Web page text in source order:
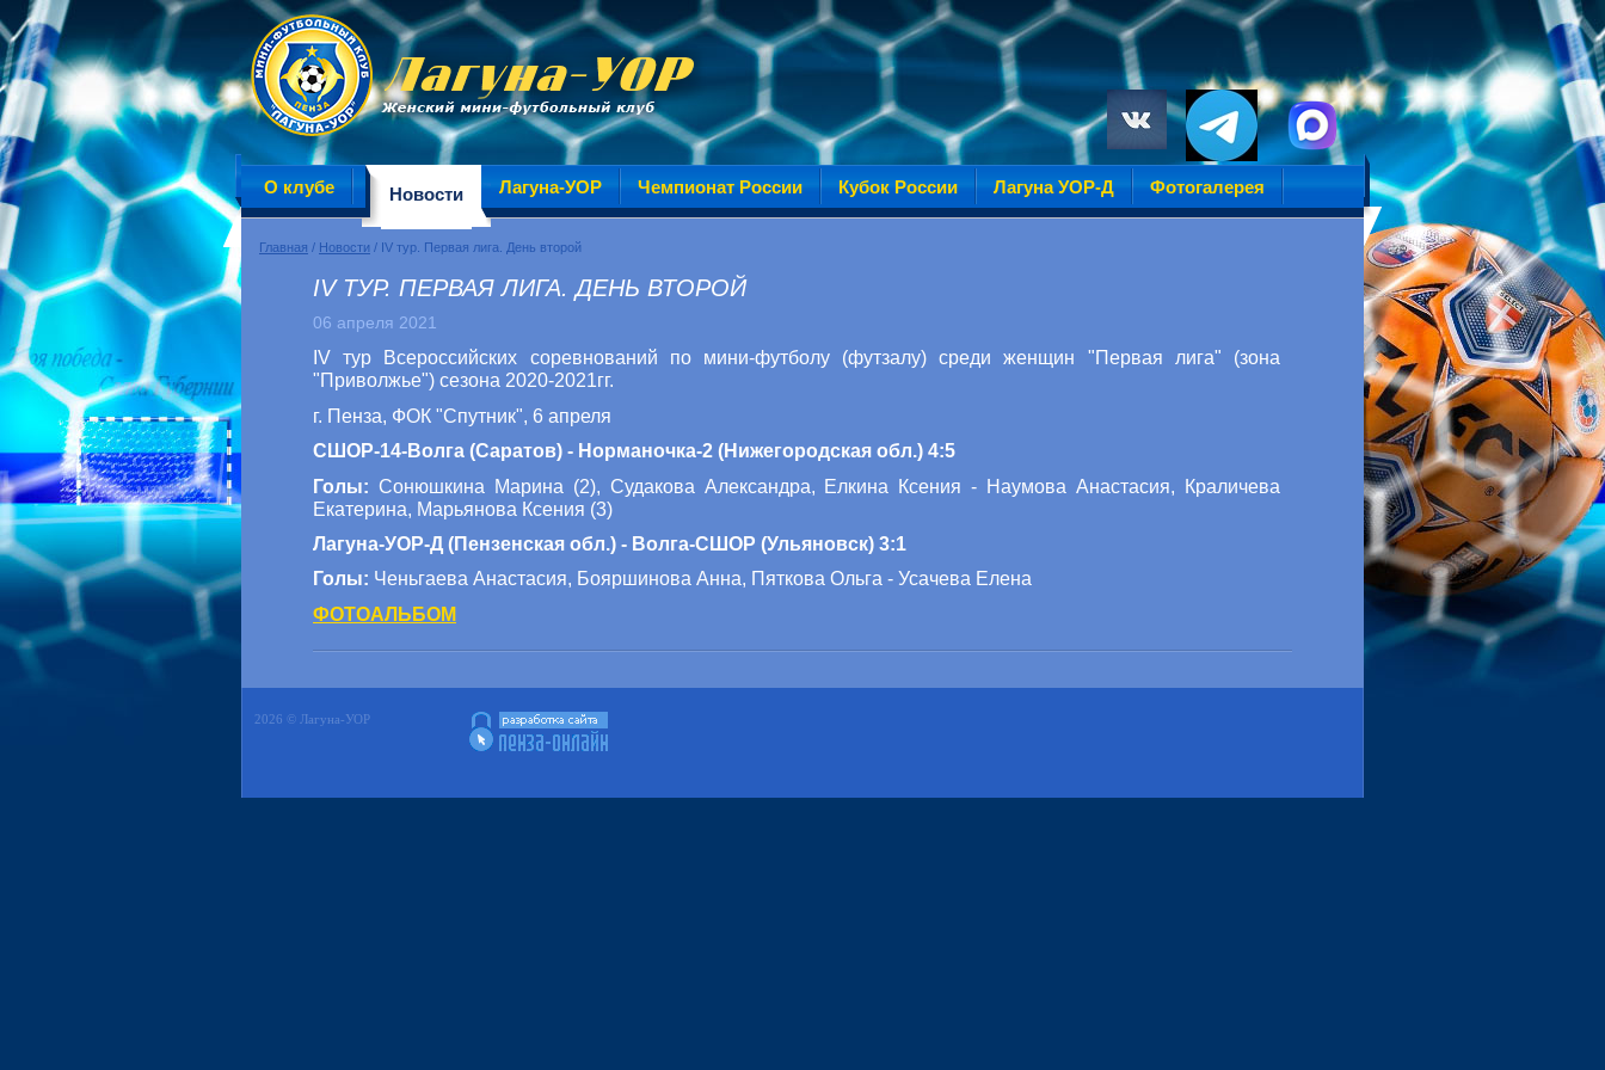
О клубе Новости Лагуна-УОР Чемпионат России Кубок России Лагуна УОР-Д Фотогалерея
Главная / Новости / IV тур. Первая лига. День второй
IV ТУР. ПЕРВАЯ ЛИГА. ДЕНЬ ВТОРОЙ
06 апреля 2021
IV тур Всероссийских соревнований по мини-футболу (футзалу) среди женщин "Первая лига" (зона
"Приволжье") сезона 2020-2021гг.
г. Пенза, ФОК "Спутник", 6 апреля
СШОР-14-Волга (Саратов) - Норманочка-2 (Нижегородская обл.) 4:5
Голы: Сонюшкина Марина (2), Судакова Александра, Елкина Ксения - Наумова Анастасия, Краличева
Екатерина, Марьянова Ксения (3)
Лагуна-УОР-Д (Пензенская обл.) - Волга-СШОР (Ульяновск) 3:1
Голы: Ченьгаева Анастасия, Бояршинова Анна, Пяткова Ольга - Усачева Елена
ФОТОАЛЬБОМ
2026 © Лагуна-УОР